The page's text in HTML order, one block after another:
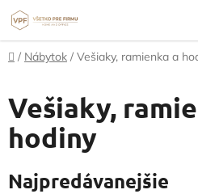
Prejsť
na
obsah
Domov
/ Nábytok / Vešiaky, ramienka a
Vešiaky,
hodiny
Najpredávanejšie